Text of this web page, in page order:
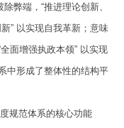
弊端，“推进理论创新、
” 以实现自我革新；意味
面增强执政本领” 以实现
中形成了整体性的结构平
规范体系的核心功能